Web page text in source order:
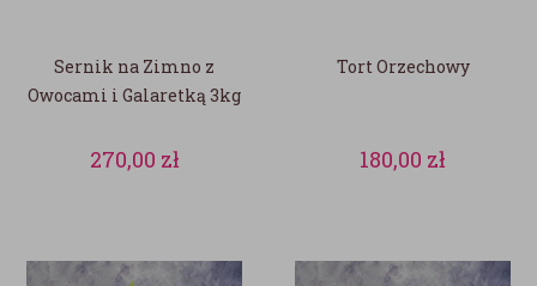
Sernik na Zimno z
Owocami i Galaretką 3kg
270,00 zł
Tort Orzechowy
180,00 zł